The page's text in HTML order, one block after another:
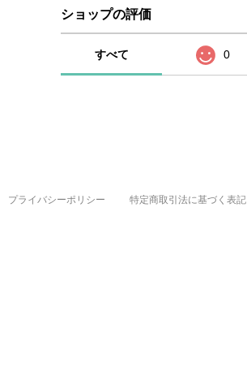
ショップの評価
すべて 0
プライバシーポリシー 特定商取引法に基づく表記